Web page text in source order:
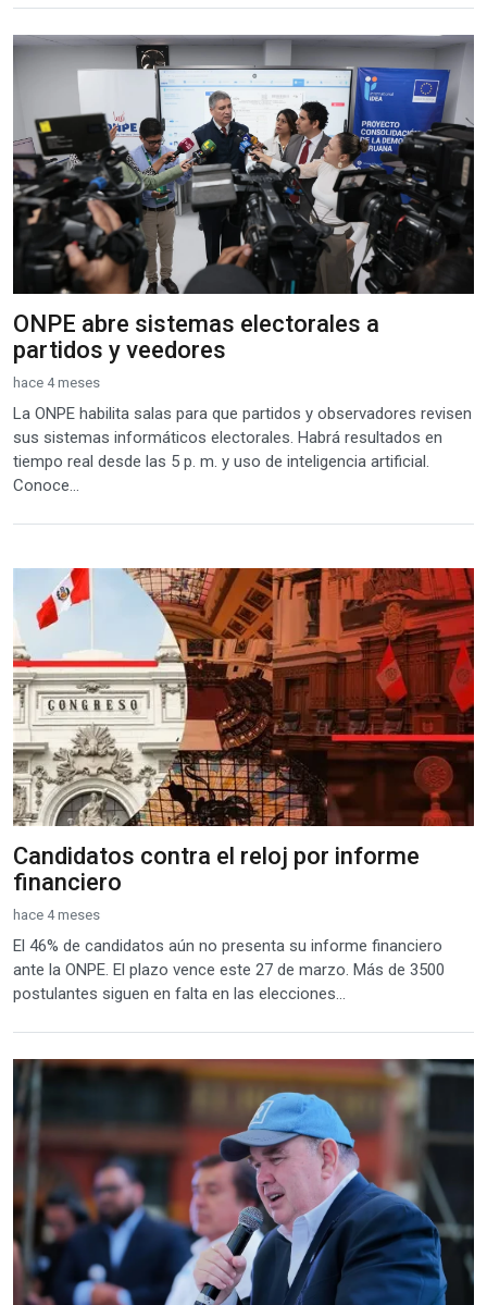
ONPE abre sistemas electorales a
partidos y veedores
hace 4 meses
La ONPE habilita salas para que partidos y observadores revisen
sus sistemas informáticos electorales. Habrá resultados en
tiempo real desde las 5 p. m. y uso de inteligencia artificial.
Conoce...
Candidatos contra el reloj por informe
financiero
hace 4 meses
El 46% de candidatos aún no presenta su informe financiero
ante la ONPE. El plazo vence este 27 de marzo. Más de 3500
postulantes siguen en falta en las elecciones...